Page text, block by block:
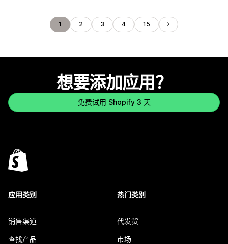
1 2 3 4 15
想要添加应用？
免费试用 Shopify 3 天
应用类别
销售渠道
查找产品
热门类别
代发货
市场